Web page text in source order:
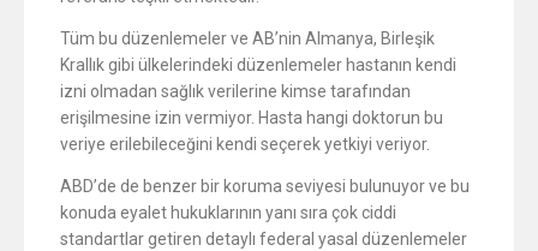
Tüm bu düzenlemeler ve AB’nin Almanya, Birleşik
Krallık gibi ülkelerindeki düzenlemeler hastanın kendi
izni olmadan sağlık verilerine kimse tarafından
erişilmesine izin vermiyor. Hasta hangi doktorun bu
veriye erilebileceğini kendi seçerek yetkiyi veriyor.
ABD’de de benzer bir koruma seviyesi bulunuyor ve bu
konuda eyalet hukuklarının yanı sıra çok ciddi
standartlar getiren detaylı federal yasal düzenlemeler